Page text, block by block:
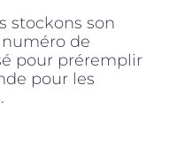
stockons son
de
pour préremplir
pour les